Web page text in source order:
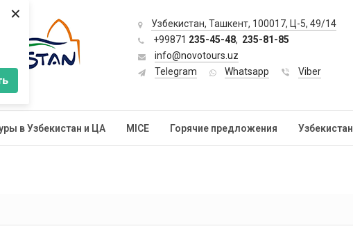
×
Узбекистан, Ташкент, 100017, Ц-5, 49/14
+99871 235-45-48, 235-81-85
info@novotours.uz
Telegram
Whatsapp Viber
в Узбекистан и ЦА MICE Горячие предложения Узбекистан